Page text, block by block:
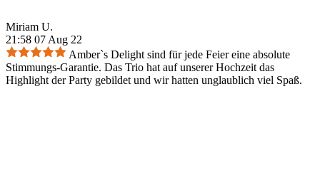
Miriam U.
21:58 07 Aug 22
Amber`s Delight sind für jede Feier eine absolute
Stimmungs-Garantie. Das Trio hat auf unserer Hochzeit das
Highlight der Party gebildet und wir hatten unglaublich viel Spaß.